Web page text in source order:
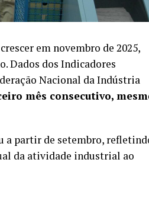
em novembro de 2025,
Dados dos Indicadores
Nacional da Indústria
mês consecutivo,
a partir de setembro,
da atividade industrial ao